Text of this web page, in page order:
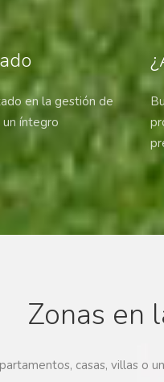
en la gestión de
un í­ntegro
Zonas en
casas, villas o